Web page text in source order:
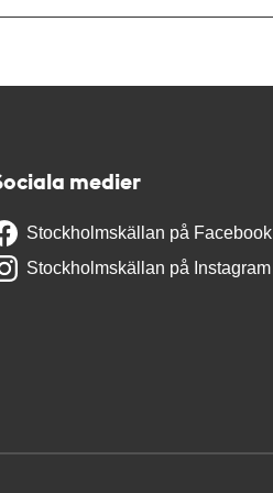
medier
Stockholmskällan på Facebook
Stockholmskällan på Instagram